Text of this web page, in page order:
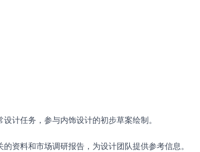
设计任务，参与内饰设计的初步草案绘制。
的资料和市场调研报告，为设计团队提供参考信息。